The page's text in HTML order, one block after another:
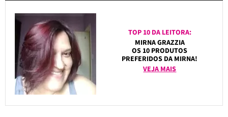
TOP 10 DA LEITORA:
MIRNA GRAZZIA
OS 10 PRODUTOS
PREFERIDOS DA MIRNA!
VEJA MAIS